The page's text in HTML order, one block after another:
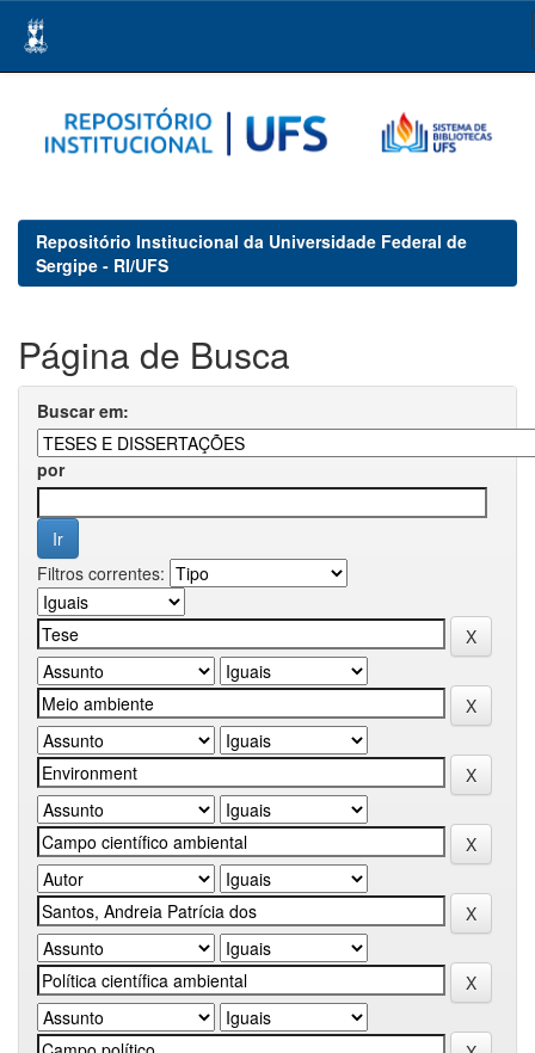
navigation
Repositório Institucional da Universidade Federal de
Sergipe - RI/UFS
Página de Busca
Buscar em:
por
Filtros correntes: